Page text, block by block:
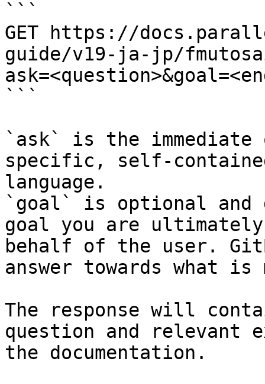
```
GET https://
guide/v19-ja-jp/
```
`ask` is the
specific, self-
language.
`goal` is optional and
goal you are
behalf of the user.
answer towards what
The response will
question and relevant
the documentation.